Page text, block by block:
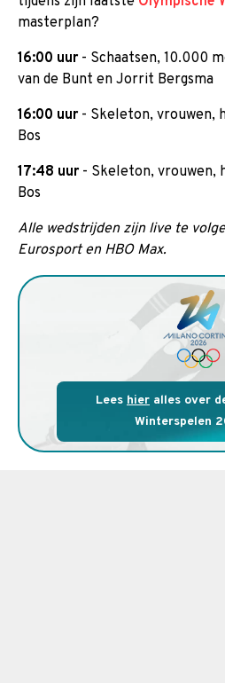
masterplan?
16:00 uur - Schaatsen, 10.000
van de Bunt en Jorrit Bergsma
16:00 uur - Skeleton, vrouwen,
Bos
17:48 uur - Skeleton, vrouwen,
Bos
Alle wedstrijden zijn live te
Eurosport en HBO Max.
Lees hier alles over
Winterspelen